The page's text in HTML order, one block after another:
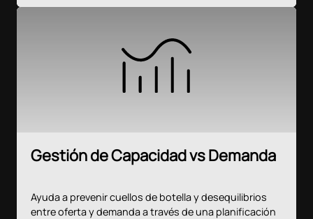
Gestión de Capacidad vs Demanda
Ayuda a prevenir cuellos de botella y desequilibrios
entre oferta y demanda a través de una planificación